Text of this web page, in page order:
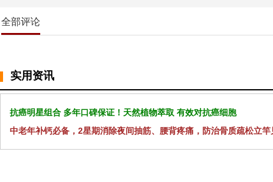
全部评论
实用资讯
抗癌明星组合 多年口碑保证！天然植物萃取 有效对抗癌细胞
中老年补钙必备，2星期消除夜间抽筋、腰背疼痛，防治骨质疏松立竿